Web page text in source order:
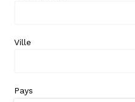
Ville
Pays